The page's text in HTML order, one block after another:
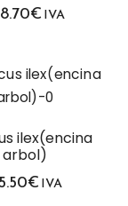
€IVA
ilex(encina
arbol)
€IVA